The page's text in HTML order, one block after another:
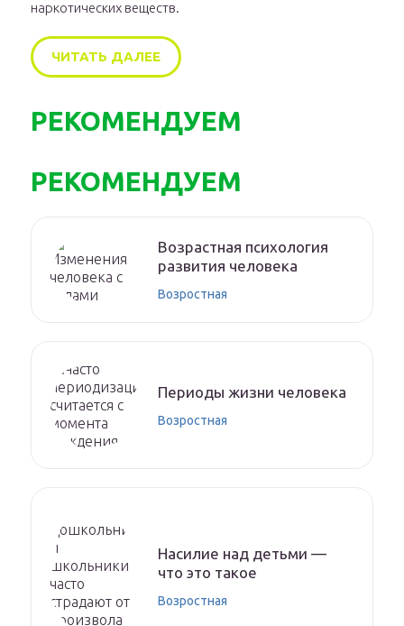
наркотических веществ.
ЧИТАТЬ ДАЛЕЕ
РЕКОМЕНДУЕМ
РЕКОМЕНДУЕМ
Возрастная психология
развития человека
Возростная
Периоды жизни человека
Возростная
Насилие над детьми —
что это такое
Возростная